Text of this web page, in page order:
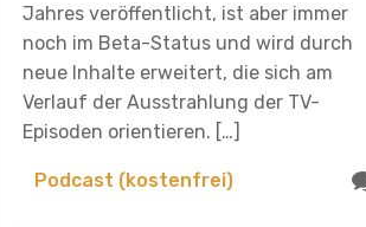
Jahres veröffentlicht, ist aber immer
noch im Beta-Status und wird durch
neue Inhalte erweitert, die sich am
Verlauf der Ausstrahlung der TV-
Episoden orientieren. […]
Podcast (kostenfrei)